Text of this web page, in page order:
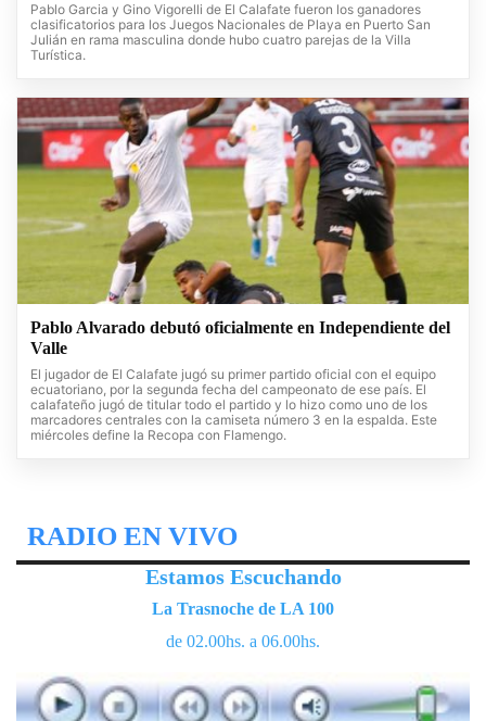
Pablo Garcia y Gino Vigorelli de El Calafate fueron los ganadores
clasificatorios para los Juegos Nacionales de Playa en Puerto San
Julián en rama masculina donde hubo cuatro parejas de la Villa
Turística.
Pablo Alvarado debutó oficialmente en Independiente del
Valle
El jugador de El Calafate jugó su primer partido oficial con el equipo
ecuatoriano, por la segunda fecha del campeonato de ese país. El
calafateño jugó de titular todo el partido y lo hizo como uno de los
marcadores centrales con la camiseta número 3 en la espalda. Este
miércoles define la Recopa con Flamengo.
RADIO EN VIVO
Estamos Escuchando
La Trasnoche de LA 100
de 02.00hs. a 06.00hs.